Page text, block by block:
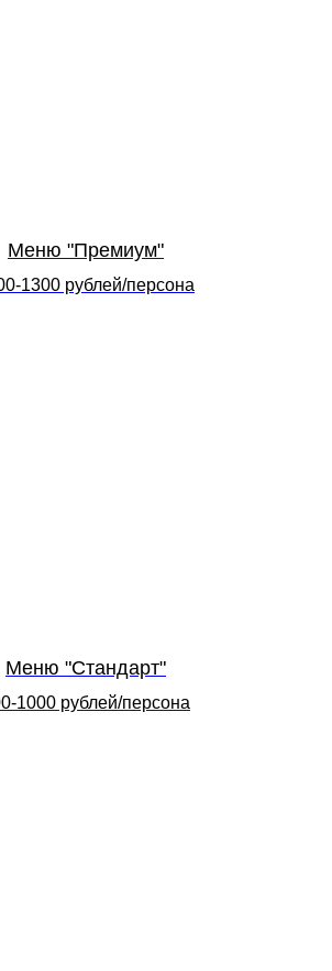
Меню "Премиум"
1300 рублей/персона
Меню "Стандарт"
1000 рублей/персона